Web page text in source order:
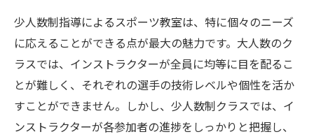
少人数制指導によるスポーツ教室は、特に個々のニーズ
に応えることができる点が最大の魅力です。大人数のク
ラスでは、インストラクターが全員に均等に目を配るこ
とが難しく、それぞれの選手の技術レベルや個性を活か
すことができません。しかし、少人数制クラスでは、イ
ンストラクターが各参加者の進捗をしっかりと把握し、